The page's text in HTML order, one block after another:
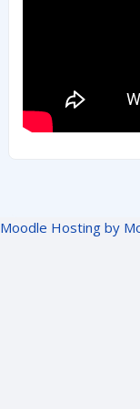
Moodle Hosting by